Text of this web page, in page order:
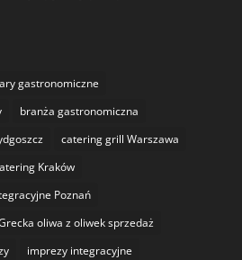
gastronomiczne
branża gastronomiczna
catering grill Warszawa
Kraków
Poznań
oliwa z oliwek sprzedaż
imprezy integracyjne